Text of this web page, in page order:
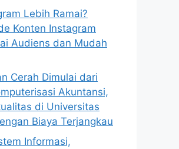
Lebih Ramai?
Konten Instagram
Audiens dan Mudah
Cerah Dimulai dari
Akuntansi,
di Universitas
Biaya Terjangkau
Informasi,